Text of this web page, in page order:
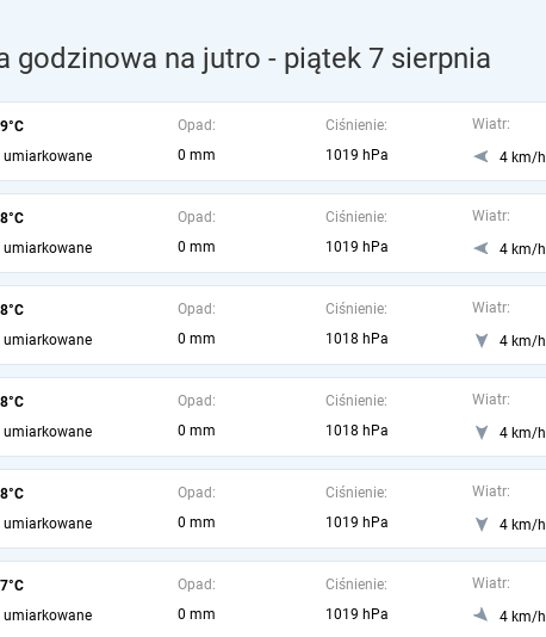
godzinowa na jutro - piątek 7 sierpnia
umiarkowane
Opad:
0 mm
Ciśnienie:
1019 hPa
Wiatr:
4 km/h
umiarkowane
Opad:
0 mm
Ciśnienie:
1019 hPa
Wiatr:
4 km/h
umiarkowane
Opad:
0 mm
Ciśnienie:
1018 hPa
Wiatr:
4 km/h
umiarkowane
Opad:
0 mm
Ciśnienie:
1018 hPa
Wiatr:
4 km/h
umiarkowane
Opad:
0 mm
Ciśnienie:
1019 hPa
Wiatr:
4 km/h
umiarkowane
Opad:
0 mm
Ciśnienie:
1019 hPa
Wiatr:
4 km/h